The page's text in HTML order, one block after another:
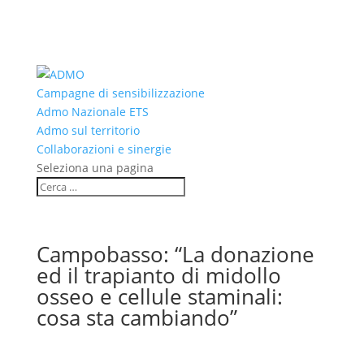
Campagne di sensibilizzazione
Admo Nazionale ETS
Admo sul territorio
Collaborazioni e sinergie
Seleziona una pagina
Campobasso: “La donazione
ed il trapianto di midollo
osseo e cellule staminali:
cosa sta cambiando”